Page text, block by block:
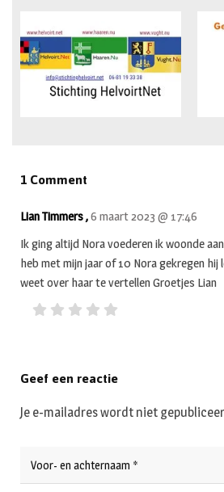
1 Comment
Lian Timmers ,6 maart 2023 @ 17:46
Ik ging altijd Nora voederen ik woonde
heb met mijn jaar of 10 Nora gekregen
weet over haar te vertellen Groetjes Lian
Geef een reactie
Je e-mailadres wordt niet